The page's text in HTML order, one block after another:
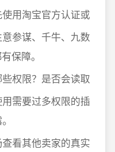
使用淘宝官方认证或
参谋、千牛、九数
保障。
权限？是否会读取
需要过多权限的插
看其他卖家的真实